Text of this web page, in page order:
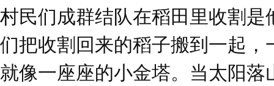
村民们成群结队在稻田里收割是
们把收割回来的稻子搬到一起，
就像一座座的小金塔。当太阳落